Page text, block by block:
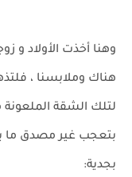
وهنا أخذت الأولاد و
هناك وملابسنا ،
لتلك الشقة الملعونة
بتعجب غير مصدق ما
بجدية: